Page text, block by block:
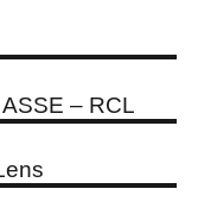
– RCL